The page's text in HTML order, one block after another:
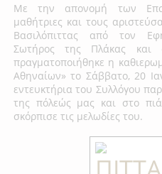
Με την απονομή των
μαθήτριες και τους
Βασιλόπιττας από τον
Σωτήρος της Πλάκας και
πραγματοποιήθηκε η
Αθηναίων» το Σάββατο, 20
εντευκτήρια του Συλλόγου
της πόλεώς μας και στο
σκόρπισε τις μελωδίες του.